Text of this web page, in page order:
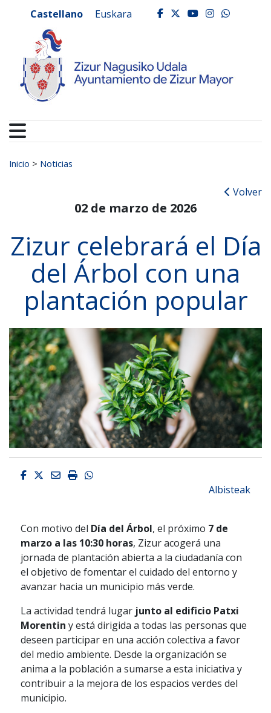
Ayuntamiento de
Castellano Euskara facebook
twitter
youtube
Buscar:
Inicio > Noticias
Volver
02 de marzo de 2026
Zizur celebrará el Día
del Árbol con una
plantación popular
Facebook
Twitter
EmailImprimirWhatsapp
Albisteak
Con motivo del Día del Árbol, el próximo 7 de
marzo a las 10:30 horas, Zizur acogerá una
jornada de plantación abierta a la ciudadanía con
el objetivo de fomentar el cuidado del entorno y
avanzar hacia un municipio más verde.
La actividad tendrá lugar junto al edificio Patxi
Morentin y está dirigida a todas las personas que
deseen participar en una acción colectiva a favor
del medio ambiente. Desde la organización se
anima a la población a sumarse a esta iniciativa y
contribuir a la mejora de los espacios verdes del
municipio.